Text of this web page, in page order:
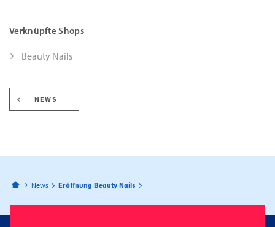
Verknüpfte Shops
Beauty Nails
NEWS
Bahnhofspassagen Potsdam
News Eröffnung Beauty Nails